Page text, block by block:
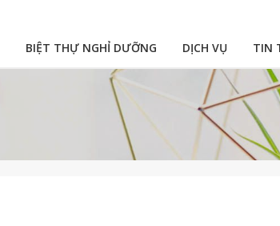
BIỆT THỰ NGHỈ DƯỠNG DỊCH VỤ TIN